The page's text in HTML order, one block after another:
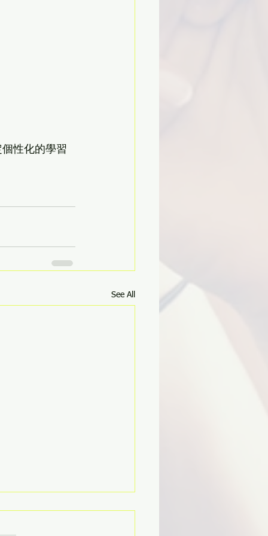
性化的學習
See All